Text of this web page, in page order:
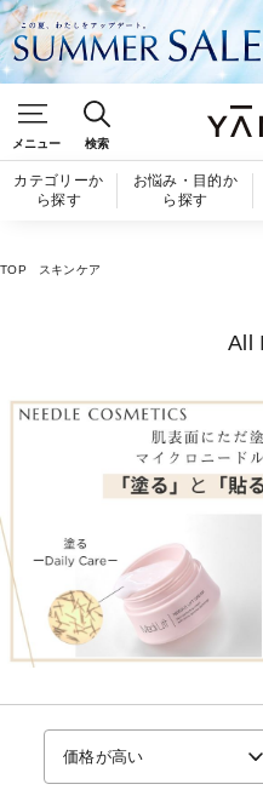
メニュー 検索
カテゴリーか
ら探す
お悩み・目的か
ら探す
TOP スキンケア
All
価格が高い